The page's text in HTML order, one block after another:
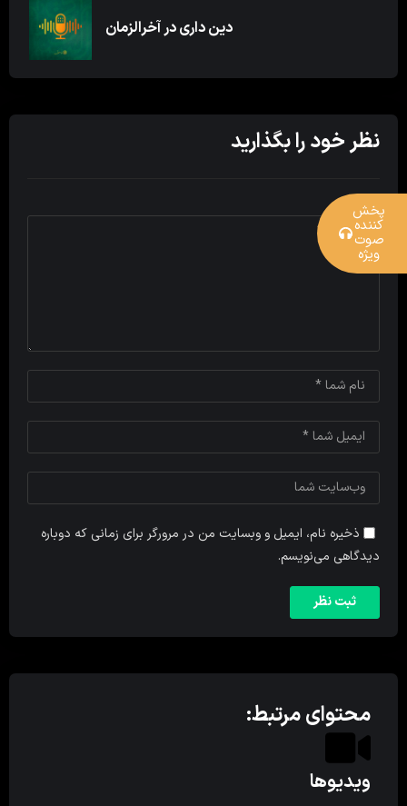
دین داری در آخرالزمان
نظر خود را بگذارید
ذخیره نام، ایمیل و وبسایت من در مرورگر برای زمانی که دوباره
دیدگاهی می‌نویسم.
محتوای مرتبط:
ویدیوها
پخش
کننده
صوت
ویژه